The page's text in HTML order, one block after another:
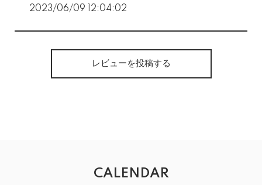
2023/06/09 12:04:02
レビューを投稿する
CALENDAR